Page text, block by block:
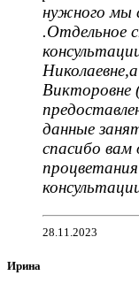
нужного мы
.Отдельное
Викторовне
данные
спасибо
28.11.2023
Ирина